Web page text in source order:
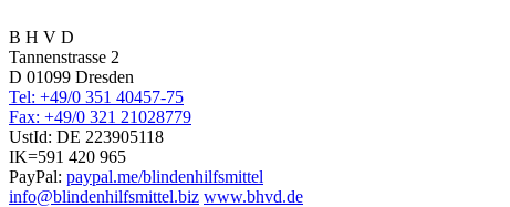
B H V D
Tannenstrasse 2
D 01099 Dresden
Tel: +49/0 351 40457-75
Fax: +49/0 321 21028779
UstId: DE 223905118
IK=591 420 965
PayPal: paypal.me/blindenhilfsmittel
info@blindenhilfsmittel.biz www.bhvd.de